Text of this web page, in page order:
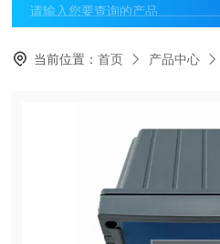
当前位置：首页 产品中心